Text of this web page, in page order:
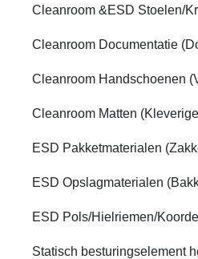
Cleanroom &ESD Stoelen/
Cleanroom Documentatie
Cleanroom Handschoenen
Cleanroom Matten
ESD Pakketmaterialen
ESD Opslagmaterialen
ESD Pols/Hielriemen/
Statisch besturingselement